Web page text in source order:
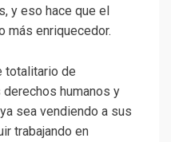
y eso hace que el
más enriquecedor.
totalitario de
humanos y
sea vendiendo a sus
trabajando en